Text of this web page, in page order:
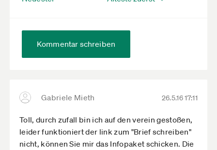
Kommentar schreiben
Gabriele Mieth 26.5.16 17:11
Toll, durch zufall bin ich auf den verein gestoßen,
leider funktioniert der link zum "Brief schreiben"
nicht, können Sie mir das Infopaket schicken. Die